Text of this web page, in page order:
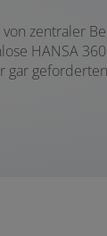
zentraler
HANSA